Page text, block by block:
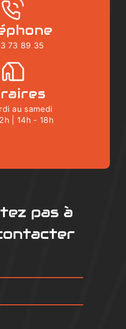
pas à
73 89 35
au samedi
| 14h - 18h